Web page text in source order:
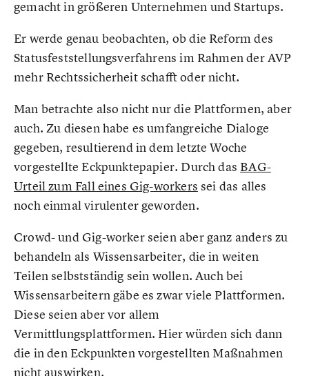
gemacht in größeren Unternehmen und Startups.
Er werde genau beobachten, ob die Reform des
Statusfeststellungsverfahrens im Rahmen der AVP
mehr Rechtssicherheit schafft oder nicht.
Man betrachte also nicht nur die Plattformen, aber
auch. Zu diesen habe es umfangreiche Dialoge
gegeben, resultierend in dem letzte Woche
vorgestellte Eckpunktepapier. Durch das BAG-
Urteil zum Fall eines Gig-workers sei das alles
noch einmal virulenter geworden.
Crowd- und Gig-worker seien aber ganz anders zu
behandeln als Wissensarbeiter, die in weiten
Teilen selbstständig sein wollen. Auch bei
Wissensarbeitern gäbe es zwar viele Plattformen.
Diese seien aber vor allem
Vermittlungsplattformen. Hier würden sich dann
die in den Eckpunkten vorgestellten Maßnahmen
nicht auswirken.